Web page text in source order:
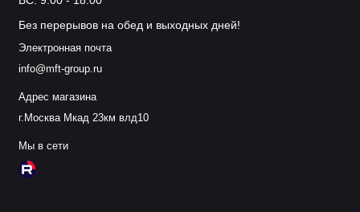
Без перерывов на обед и выходных дней!
Электронная почта
info@mft-group.ru
Адрес магазина
г.Москва Мкад 23км влд10
Мы в сети